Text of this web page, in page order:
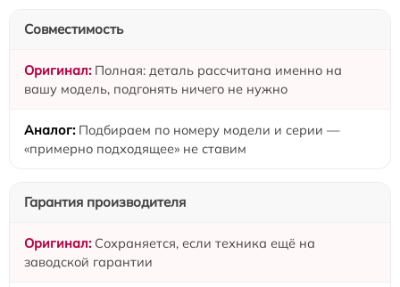
Совместимость
Полная: деталь рассчитана именно на
вашу модель, подгонять ничего не нужно
Подбираем по номеру модели и серии —
«примерно подходящее» не ставим
Гарантия производителя
Сохраняется, если техника ещё на
заводской гарантии